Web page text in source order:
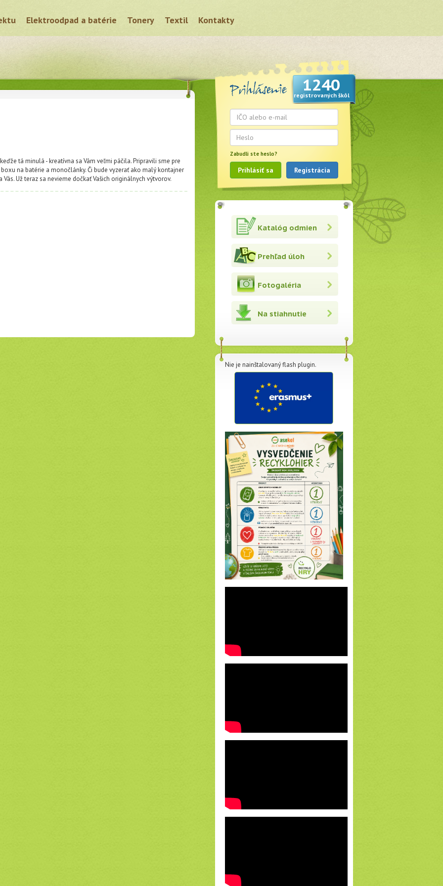
Elektroodpad a batérie Tonery Textil Kontakty
tá minulá - kreatívna sa Vám veľmi páčila. Pripravili sme pre
na batérie a monočlánky. Či bude vyzerať ako malý kontajner
Už teraz sa nevieme dočkať Vašich originálnych výtvorov.
1240
registrovaných škôl
Zabudli ste heslo?
Prihlásiť sa Registrácia
Katalóg odmien
Prehľad úloh
Fotogaléria
Na stiahnutie
Nie je nainštalovaný flash plugin.